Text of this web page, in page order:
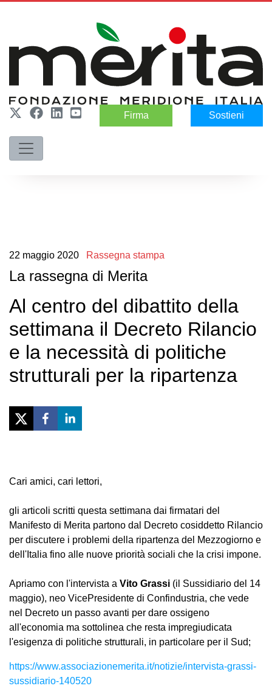
Firma Sostieni
22 maggio 2020 Rassegna stampa
La rassegna di Merita
Al centro del dibattito della
settimana il Decreto Rilancio
e la necessità di politiche
strutturali per la ripartenza
Cari amici, cari lettori,
gli articoli scritti questa settimana dai firmatari del
Manifesto di Merita partono dal Decreto cosiddetto Rilancio
per discutere i problemi della ripartenza del Mezzogiorno e
dell'Italia fino alle nuove priorità sociali che la crisi impone.
Apriamo con l'intervista a Vito Grassi (il Sussidiario del 14
maggio), neo VicePresidente di Confindustria, che vede
nel Decreto un passo avanti per dare ossigeno
all'economia ma sottolinea che resta impregiudicata
l'esigenza di politiche strutturali, in particolare per il Sud;
https://www.associazionemerita.it/notizie/intervista-grassi-
sussidiario-140520